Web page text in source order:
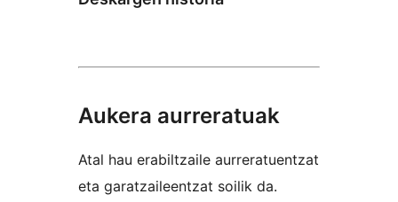
Aukera aurreratuak
Atal hau erabiltzaile aurreratuentzat
eta garatzaileentzat soilik da.